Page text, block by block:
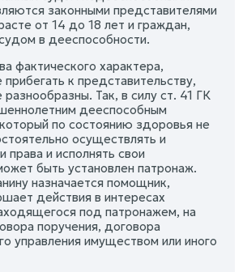
законными представителями
от 14 до 18 лет и граждан,
в дееспособности.
фактического характера,
к представительству,
Так, в силу ст. 41 ГК
дееспособным
по состоянию здоровья не
осуществлять и
и исполнять свои
быть установлен патронаж.
назначается помощник,
действия в интересах
под патронажем, на
поручения, договора
управления имуществом или иного